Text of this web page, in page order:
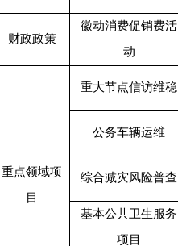
财政政策
徽动消费促销费活
动
重点领域项
目
重大节点信访维稳
公务车辆运维
综合减灾风险普查
基本公共卫生服务
项目